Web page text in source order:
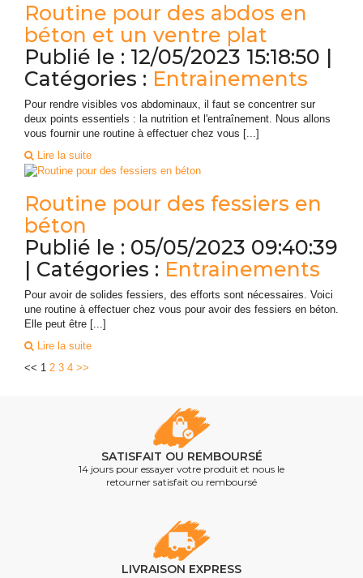
Routine pour des abdos en
béton et un ventre plat
Publié le : 12/05/2023 15:18:50 |
Catégories : Entrainements
Pour rendre visibles vos abdominaux, il faut se concentrer sur
deux points essentiels : la nutrition et l'entraînement. Nous allons
vous fournir une routine à effectuer chez vous [...]
Lire la suite
Routine pour des fessiers en
béton
Publié le : 05/05/2023 09:40:39
| Catégories : Entrainements
Pour avoir de solides fessiers, des efforts sont nécessaires. Voici
une routine à effectuer chez vous pour avoir des fessiers en béton.
Elle peut être [...]
Lire la suite
<< 1 2 3 4 >>
SATISFAIT OU REMBOURSÉ
14 jours pour essayer votre produit et nous le
retourner satisfait ou remboursé
LIVRAISON EXPRESS